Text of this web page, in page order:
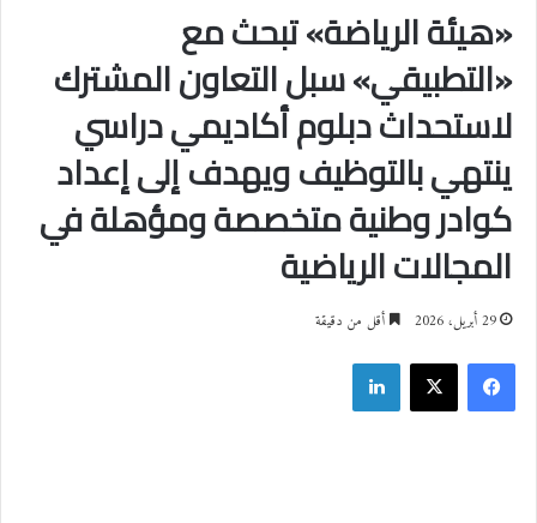
‏«هيئة الرياضة» تبحث مع
«التطبيقي» سبل التعاون المشترك
لاستحداث دبلوم أكاديمي دراسي
ينتهي بالتوظيف ويهدف إلى إعداد
كوادر وطنية متخصصة ومؤهلة في
المجالات الرياضية
29 أبريل، 2026 أقل من دقيقة
فيسبوك ‫X لينكدإن